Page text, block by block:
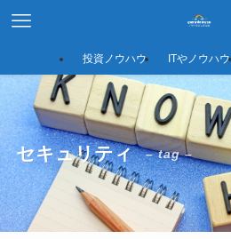
投資ノウハウ ITやノウハウ
セキュリティ – tag –